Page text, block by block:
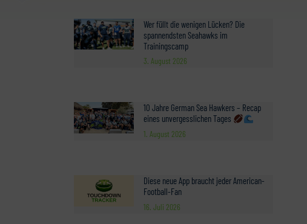
Wer füllt die wenigen Lücken? Die
spannendsten Seahawks im
Trainingscamp
3. August 2026
10 Jahre German Sea Hawkers – Recap
eines unvergesslichen Tages
1. August 2026
Diese neue App braucht jeder American-
Football-Fan
16. Juli 2026